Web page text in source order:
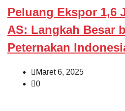
Peluang Ekspor 1,6
AS: Langkah Besar
Peternakan
Maret 6, 2025
0